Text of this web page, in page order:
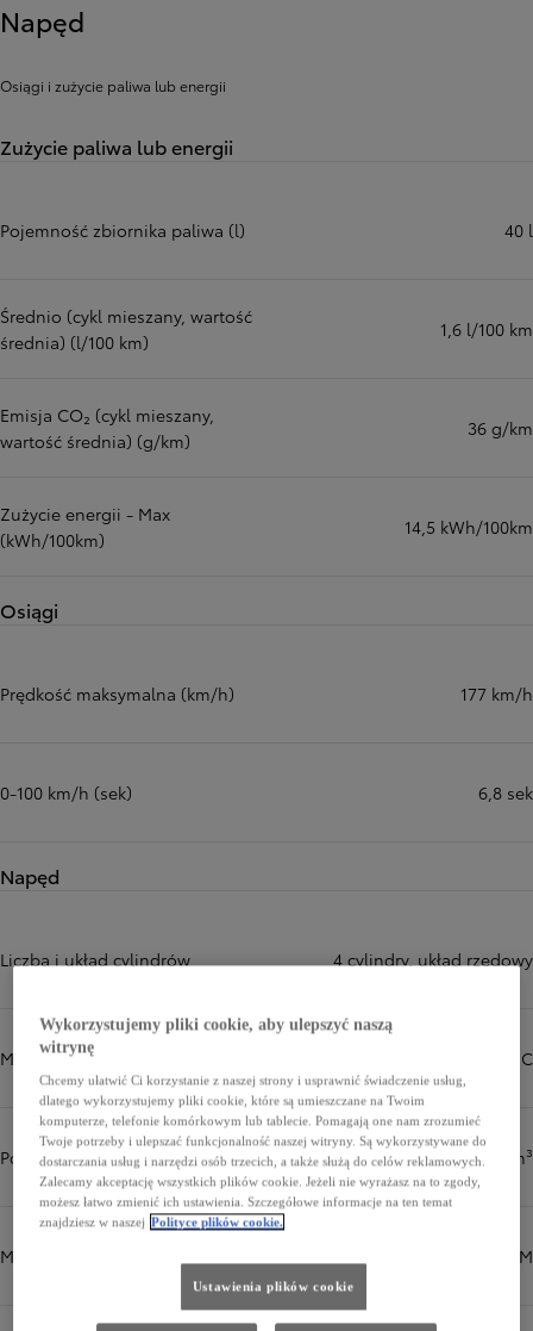
Napęd
Osiągi i zużycie paliwa lub energii
Zużycie paliwa lub energii
Pojemność zbiornika paliwa (l) 40 l
Średnio (cykl mieszany, wartość
średnia) (l/100 km)
1,6 l/100 km
Emisja CO₂ (cykl mieszany,
wartość średnia) (g/km)
36 g/km
Zużycie energii - Max
(kWh/100km)
14,5 kWh/100km
Osiągi
Prędkość maksymalna (km/h) 177 km/h
0-100 km/h (sek) 6,8 sek
Napęd
Liczba i układ cylindrów 4 cylindry, układ rzędowy
Mechanizm zaworów 16-zaworowy DOHC
Pojemność skokowa (cm³) 1987 cm³
Moc maksymalna (KM) 223 KM
Wykorzystujemy pliki cookie, aby ulepszyć naszą
witrynę
Chcemy ułatwić Ci korzystanie z naszej strony i usprawnić świadczenie usług,
dlatego wykorzystujemy pliki cookie, które są umieszczane na Twoim
komputerze, telefonie komórkowym lub tablecie. Pomagają one nam zrozumieć
Twoje potrzeby i ulepszać funkcjonalność naszej witryny. Są wykorzystywane do
dostarczania usług i narzędzi osób trzecich, a także służą do celów reklamowych.
Zalecamy akceptację wszystkich plików cookie. Jeżeli nie wyrażasz na to zgody,
możesz łatwo zmienić ich ustawienia. Szczegółowe informacje na ten temat
znajdziesz w naszej Polityce plików cookie.
Ustawienia plików cookie